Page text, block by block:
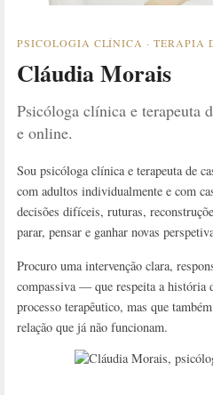
PSICOLOGIA CLÍNICA · TERAPIA
Cláudia Morais
Psicóloga clínica e terapeuta
e online.
Sou psicóloga clínica e terapeuta de
com adultos individualmente e com
decisões difíceis, ruturas,
parar, pensar e ganhar novas
Procuro uma intervenção clara,
compassiva — que respeita a história
processo terapêutico, mas que
relação que já não funcionam.